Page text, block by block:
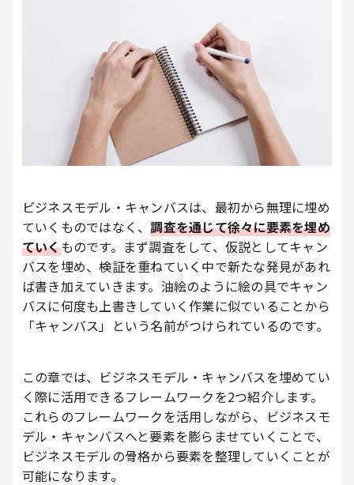
ビジネスモデル・キャンバスは、最初から無理に埋め
ていくものではなく、調査を通じて徐々に要素を埋め
ていくものです。まず調査をして、仮説としてキャン
バスを埋め、検証を重ねていく中で新たな発見があれ
ば書き加えていきます。油絵のように絵の具でキャン
バスに何度も上書きしていく作業に似ていることから
「キャンバス」という名前がつけられているのです。
この章では、ビジネスモデル・キャンバスを埋めてい
く際に活用できるフレームワークを2つ紹介します。
これらのフレームワークを活用しながら、ビジネスモ
デル・キャンバスへと要素を膨らませていくことで、
ビジネスモデルの骨格から要素を整理していくことが
可能になります。